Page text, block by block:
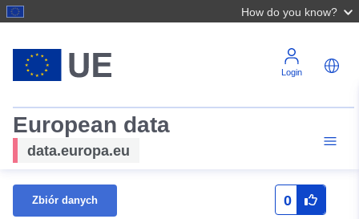
How do you know?
Login
European data
data.europa.eu
Zbiór danych 0